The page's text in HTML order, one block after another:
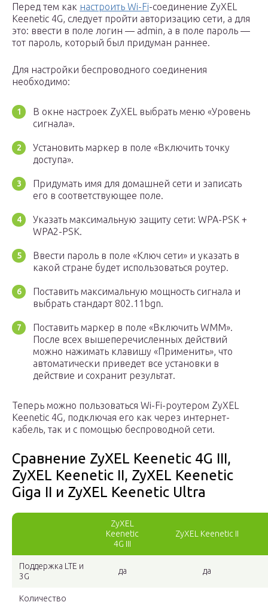
Перед тем как настроить Wi-Fi-соединение ZyXEL
Keenetic 4G, следует пройти авторизацию сети, а для
это: ввести в поле логин — admin, а в поле пароль —
тот пароль, который был придуман раннее.
Для настройки беспроводного соединения
необходимо:
В окне настроек ZyXEL выбрать меню «Уровень
сигнала».
Установить маркер в поле «Включить точку
доступа».
Придумать имя для домашней сети и записать
его в соответствующее поле.
Указать максимальную защиту сети: WPA-PSK +
WPA2-PSK.
Ввести пароль в поле «Ключ сети» и указать в
какой стране будет использоваться роутер.
Поставить максимальную мощность сигнала и
выбрать стандарт 802.11bgn.
Поставить маркер в поле «Включить WMM».
После всех вышеперечисленных действий
можно нажимать клавишу «Применить», что
автоматически приведет все установки в
действие и сохранит результат.
Теперь можно пользоваться Wi-Fi-роутером ZyXEL
Keenetic 4G, подключая его как через интернет-
кабель, так и с помощью беспроводной сети.
Сравнение ZyXEL Keenetic 4G III,
ZyXEL Keenetic II, ZyXEL Keenetic
Giga II и ZyXEL Keenetic Ultra
ZyXEL
Keenetic
4G III
ZyXEL Keenetic II
Поддержка LTE и
3G
да да
Количество